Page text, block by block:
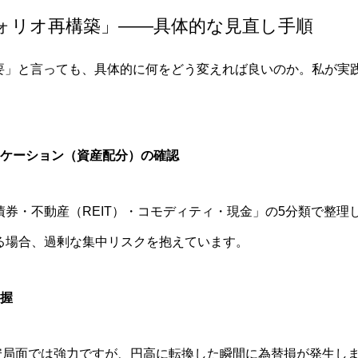
リオ再構築」——具体的な見直し手順
と言っても、具体的に何をどう変えれば良いのか。私が実
ーション（資産配分）の確認
・不動産（REIT）・コモディティ・現金」の5分類で整理
合、過剰な集中リスクを抱えています。
面では強力ですが、円高に転換した瞬間に為替損が発生し